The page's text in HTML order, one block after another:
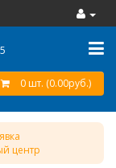
0 шт. (0.00руб.)
центр